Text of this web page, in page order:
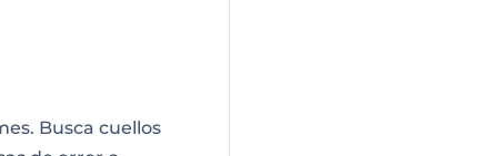
Busca cuellos